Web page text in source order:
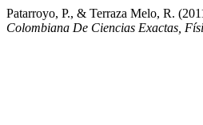
Patarroyo, P., & Terraza Melo, R.
Colombiana De Ciencias Exactas,